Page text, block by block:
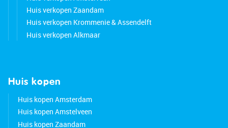
Huis verkopen Zaandam
Huis verkopen Krommenie & Assendelft
Huis verkopen Alkmaar
Huis kopen
Huis kopen Amsterdam
Huis kopen Amstelveen
Huis kopen Zaandam